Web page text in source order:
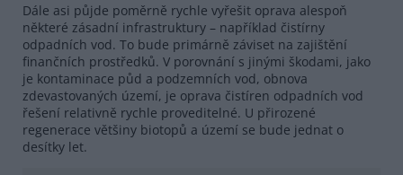
Dále asi půjde poměrně rychle vyřešit oprava alespoň
některé zásadní infrastruktury – například čistírny
odpadních vod. To bude primárně záviset na zajištění
finančních prostředků. V porovnání s jinými škodami, jako
je kontaminace půd a podzemních vod, obnova
zdevastovaných území, je oprava čistíren odpadních vod
řešení relativně rychle proveditelné. U přirozené
regenerace většiny biotopů a území se bude jednat o
desítky let.